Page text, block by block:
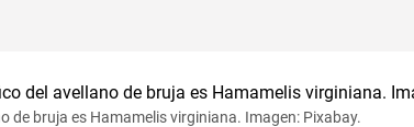
de bruja es Hamamelis virginiana. Imagen: Pixabay.